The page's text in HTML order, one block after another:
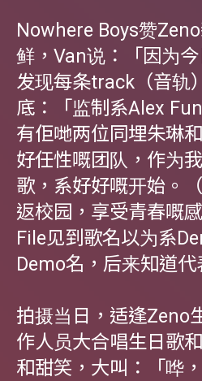
Nowhere Boys赞
鲜，Van说：「因为
发现每条track（音轨
底：「监制系Alex
有佢哋两位同埋朱琳
好任性嘅团队，作为
歌，系好好嘅开始。
返校园，享受青春嘅
File见到歌名以为系
Demo名，后来知道代
拍摄当日，适逢Zeno
作人员大合唱生日歌
和甜笑，大叫：「哗